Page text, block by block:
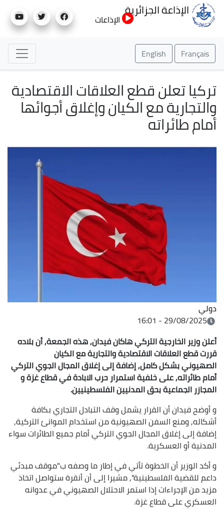
إلى
الإذاعة الجزائرية
الإذاعات
Français
English
تركيا تعلن قطع العلاقات الاقتصادية
والتجارية مع الكيان وإغلاق أجوائها
أمام طائراته
دولي
29/08/2025 - 16:01
أعلن وزير الخارجية التركي هاكان فيدان, هذه الجمعة, أن بلاده
قررت قطع العلاقات الاقتصادية والتجارية مع الكيان
الصهيوني بشكل كامل, إضافة إلى إغلاق المجال الجوي التركي
أمام طائراته, على خلفية استمرار حرب الابادة في قطاع غزة و
المجازر الجماعية بحق المدنيين الفلسطينيين.
و أوضح فيدان أن القرار يشمل وقف التبادل التجاري بكافة
أشكاله, ومنع السفن الصهيونية من استخدام الموانئ التركية,
إضافة إلى إغلاق المجال الجوي التركي أمام جميع الطائرات سواء
المدنية أو العسكرية.
و أكد الوزير أن الخطوة تأتي في إطار ما وصفه ب"موقف مبدئي
داعم للقضية الفلسطينية", مشيرا إلى أن أنقرة ستواصل اتخاذ
مزيد من الإجراءات إذا استمر الاحتلال الصهيوني في عدوانه
العسكري على قطاع غزة.